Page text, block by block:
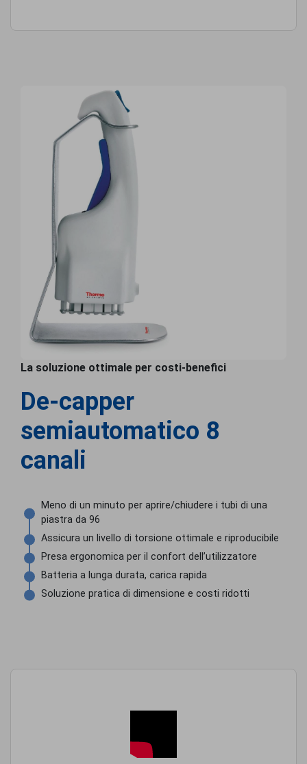
La soluzione ottimale per costi-benefici
De-capper
semiautomatico 8
canali
Meno di un minuto per aprire/chiudere i tubi di una
piastra da 96
Assicura un livello di torsione ottimale e riproducibile
Presa ergonomica per il confort dell’utilizzatore
Batteria a lunga durata, carica rapida
Soluzione pratica di dimensione e costi ridotti